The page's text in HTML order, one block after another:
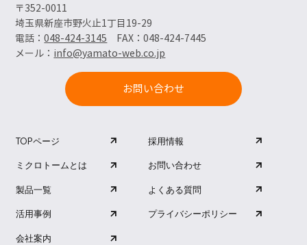
夏季休業のお知らせ
〒352-0011
埼玉県新座市野火止1丁目19-29
電話：048-424-3145 FAX：048-424-7445
​メール： info@yamato-web.co.jp
お問い合わせ
TOPページ
ミクロトームとは
製品一覧
活用事例
会社案内
採用情報
お問い合わせ
よくある質問
プライバシーポリシー